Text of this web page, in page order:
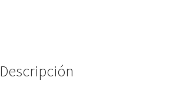
Descripción